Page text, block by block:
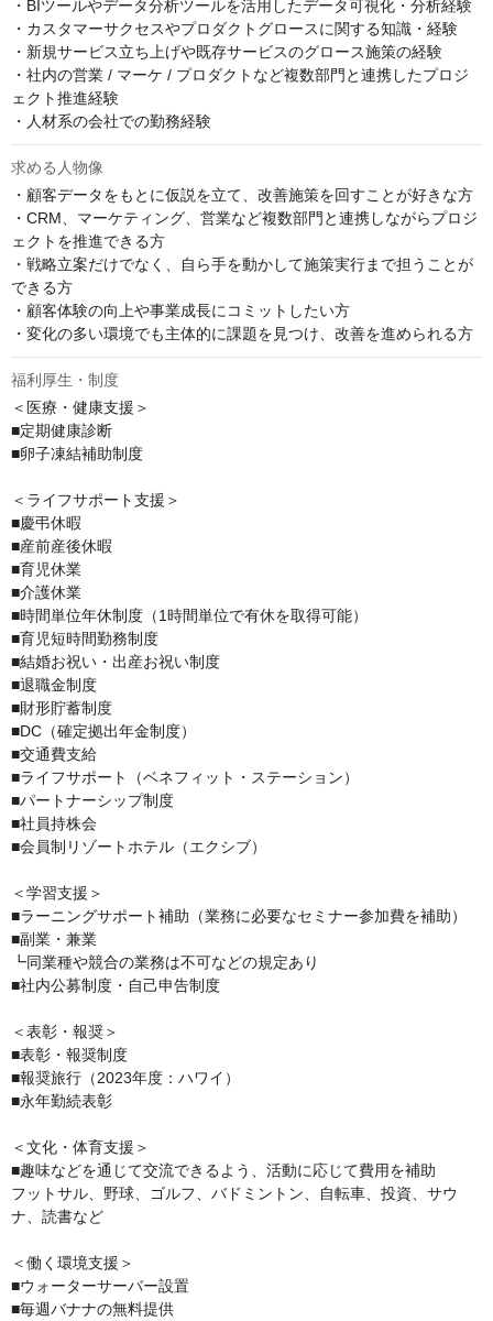
・BIツールやデータ分析ツールを活用したデータ可視化・分析経験
・カスタマーサクセスやプロダクトグロースに関する知識・経験
・新規サービス立ち上げや既存サービスのグロース施策の経験
・社内の営業 / マーケ / プロダクトなど複数部門と連携したプロジ
ェクト推進経験
・人材系の会社での勤務経験
求める人物像
・顧客データをもとに仮説を立て、改善施策を回すことが好きな方
・CRM、マーケティング、営業など複数部門と連携しながらプロジ
ェクトを推進できる方
・戦略立案だけでなく、自ら手を動かして施策実行まで担うことが
できる方
・顧客体験の向上や事業成長にコミットしたい方
・変化の多い環境でも主体的に課題を見つけ、改善を進められる方
福利厚生・制度
＜医療・健康支援＞
■定期健康診断
■卵子凍結補助制度
＜ライフサポート支援＞
■慶弔休暇
■産前産後休暇
■育児休業
■介護休業
■時間単位年休制度（1時間単位で有休を取得可能）
■育児短時間勤務制度
■結婚お祝い・出産お祝い制度
■退職金制度
■財形貯蓄制度
■DC（確定拠出年金制度）
■交通費支給
■ライフサポート（ベネフィット・ステーション）
■パートナーシップ制度
■社員持株会
■会員制リゾートホテル（エクシブ）
＜学習支援＞
■ラーニングサポート補助（業務に必要なセミナー参加費を補助）
■副業・兼業
┗同業種や競合の業務は不可などの規定あり
■社内公募制度・自己申告制度
＜表彰・報奨＞
■表彰・報奨制度
■報奨旅行（2023年度：ハワイ）
■永年勤続表彰
＜文化・体育支援＞
■趣味などを通じて交流できるよう、活動に応じて費用を補助
フットサル、野球、ゴルフ、バドミントン、自転車、投資、サウ
ナ、読書など
＜働く環境支援＞
■ウォーターサーバー設置
■毎週バナナの無料提供